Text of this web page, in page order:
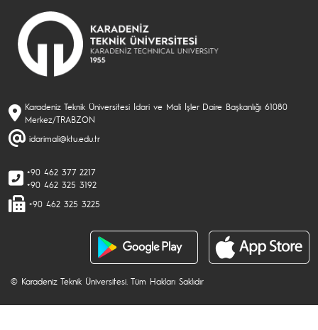
Karadeniz Teknik Üniversitesi İdari ve Mali İşler Daire Başkanlığı 61080
Merkez/TRABZON
idarimali@ktu.edu.tr
+90 462 377 2217
+90 462 325 3192
+90 462 325 3225
© Karadeniz Teknik Üniversitesi. Tüm Hakları Saklıdır